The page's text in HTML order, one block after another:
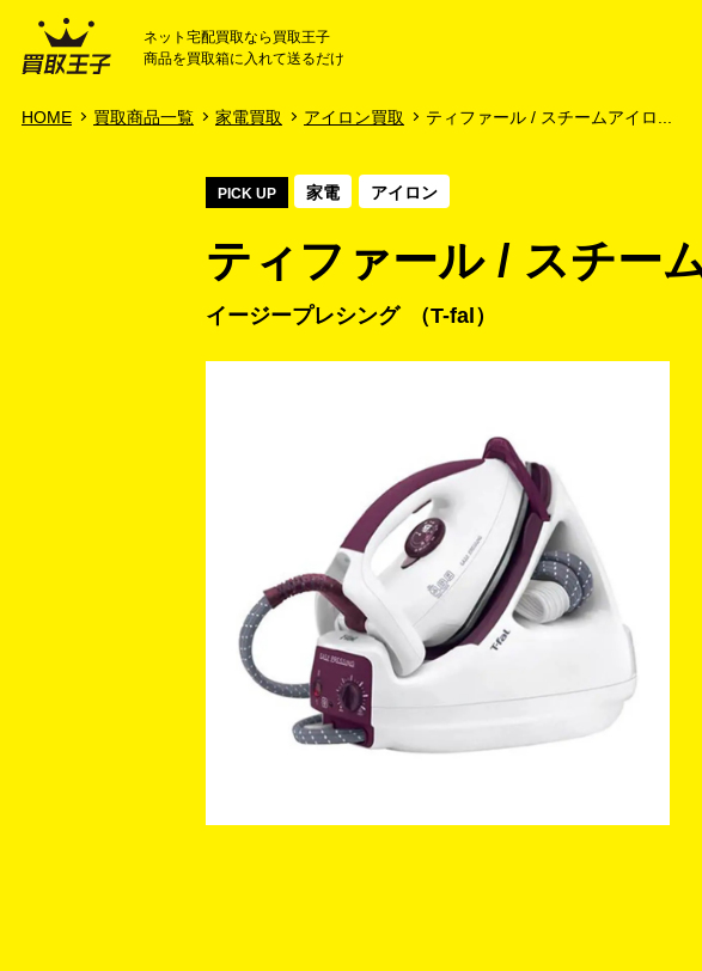
HOME
ネット宅配買取なら買取王子
商品を買取箱に入れて送るだけ
HOME 買取商品一覧 家電買取 アイロン買取 ティファール / スチームアイロ...
PICK UP 家電 アイロン
ティファール / スチー
イージープレシング T-fal